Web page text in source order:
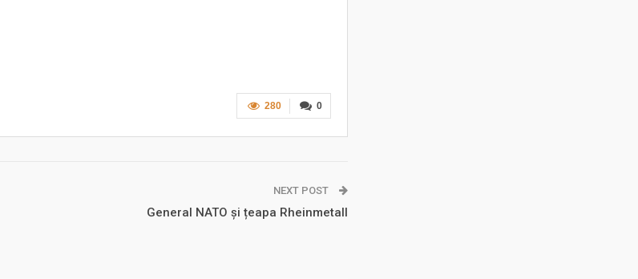
0
280
NEXT POST
General NATO și țeapa Rheinmetall